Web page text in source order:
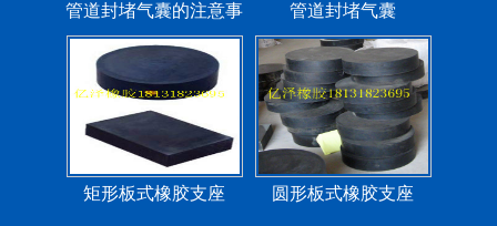
管道封堵气囊的注意事
项
管道封堵气囊
矩形板式橡胶支座 圆形板式橡胶支座